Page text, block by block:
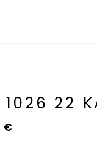
1026 22
€